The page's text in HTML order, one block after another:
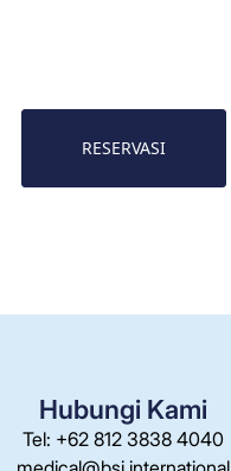
RESERVASI
Hubungi Kami
Tel: +62 812 3838 4040